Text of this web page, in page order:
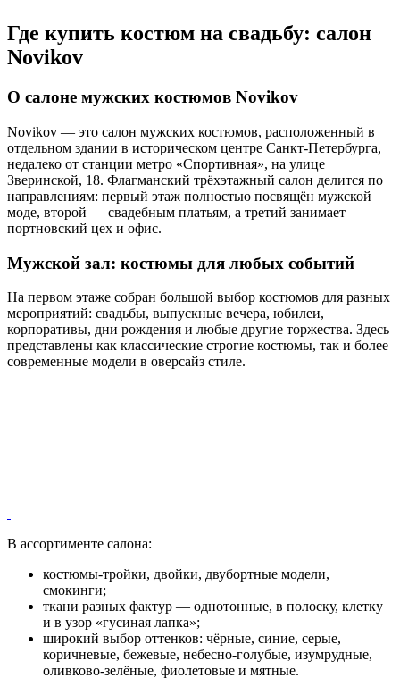
Где купить костюм на свадьбу: салон
Novikov
О салоне мужских костюмов Novikov
Novikov — это салон мужских костюмов, расположенный в
отдельном здании в историческом центре Санкт-Петербурга,
недалеко от станции метро «Спортивная», на улице
Зверинской, 18. Флагманский трёхэтажный салон делится по
направлениям: первый этаж полностью посвящён мужской
моде, второй — свадебным платьям, а третий занимает
портновский цех и офис.
Мужской зал: костюмы для любых событий
На первом этаже собран большой выбор костюмов для разных
мероприятий: свадьбы, выпускные вечера, юбилеи,
корпоративы, дни рождения и любые другие торжества. Здесь
представлены как классические строгие костюмы, так и более
современные модели в оверсайз стиле.
В ассортименте салона:
костюмы-тройки, двойки, двубортные модели,
смокинги;
ткани разных фактур — однотонные, в полоску, клетку
и в узор «гусиная лапка»;
широкий выбор оттенков: чёрные, синие, серые,
коричневые, бежевые, небесно-голубые, изумрудные,
оливково-зелёные, фиолетовые и мятные.